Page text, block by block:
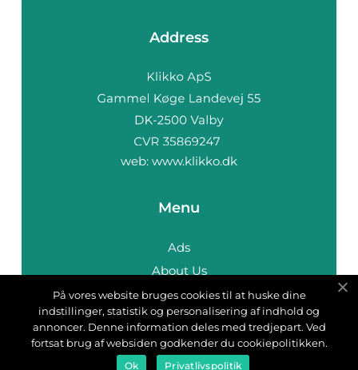
Address
web: www.klikko.dk
Menu
Ads
About Us
Cookies
Contact
Sitemap
På vores website bruges cookies til at huske dine
indstillinger, statistik og personalisering af indhold og
annoncer. Denne information deles med tredjepart. Ved
fortsat brug af websiden godkender du cookiepolitikken.
Ok Privatlivspolitik